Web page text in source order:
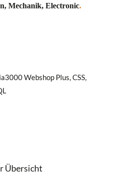
Mechanik, Electronic.
Webshop Plus, CSS,
Übersicht